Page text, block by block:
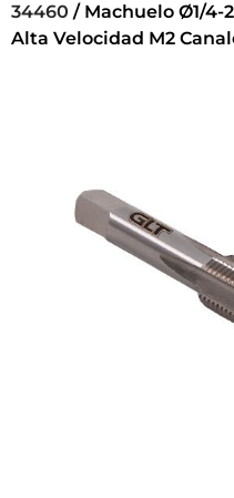
34460 / Machuelo Ø1/4-
Alta Velocidad M2